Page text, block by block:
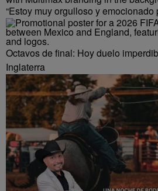
“Estoy muy orgulloso y emocionado
Octavos de final: Hoy duelo
Inglaterra